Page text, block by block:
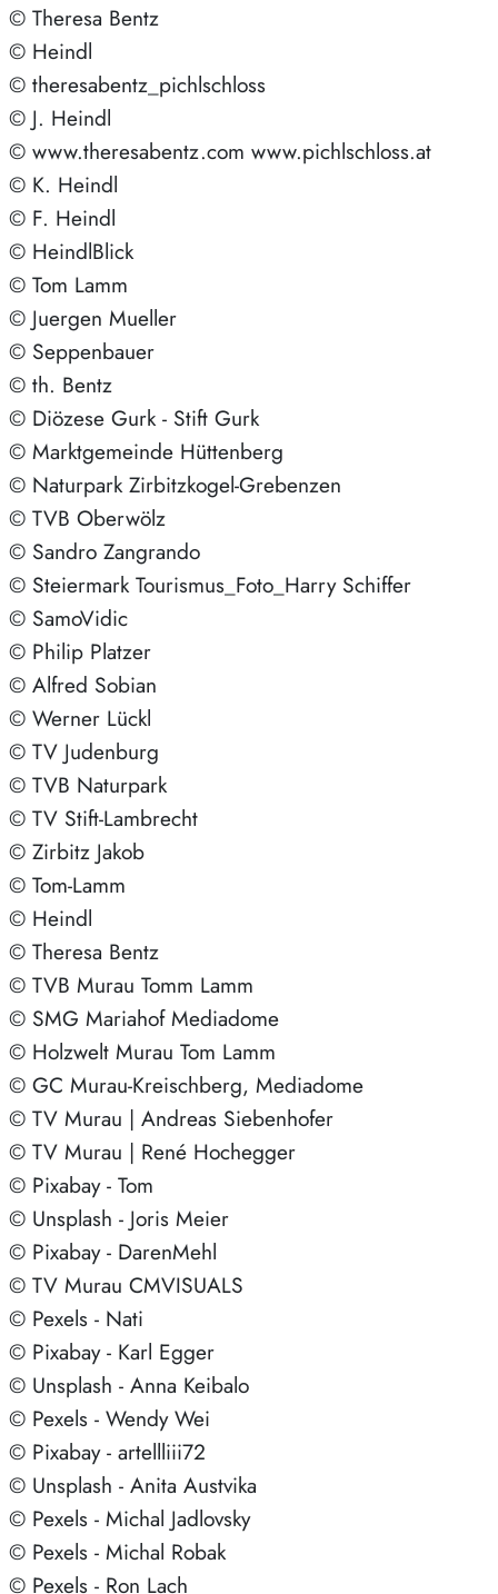
© Theresa Bentz
© Heindl
© theresabentz_pichlschloss
© J. Heindl
© www.theresabentz.com www.pichlschloss.at
© K. Heindl
© F. Heindl
© HeindlBlick
© Tom Lamm
© Juergen Mueller
© Seppenbauer
© th. Bentz
© Diözese Gurk - Stift Gurk
© Marktgemeinde Hüttenberg
© Naturpark Zirbitzkogel-Grebenzen
© TVB Oberwölz
© Sandro Zangrando
© Steiermark Tourismus_Foto_Harry Schiffer
© SamoVidic
© Philip Platzer
© Alfred Sobian
© Werner Lückl
© TV Judenburg
© TVB Naturpark
© TV Stift-Lambrecht
© Zirbitz Jakob
© Tom-Lamm
© Heindl
© Theresa Bentz
© TVB Murau Tomm Lamm
© SMG Mariahof Mediadome
© Holzwelt Murau Tom Lamm
© GC Murau-Kreischberg, Mediadome
© TV Murau | Andreas Siebenhofer
© TV Murau | René Hochegger
© Pixabay - Tom
© Unsplash - Joris Meier
© Pixabay - DarenMehl
© TV Murau CMVISUALS
© Pexels - Nati
© Pixabay - Karl Egger
© Unsplash - Anna Keibalo
© Pexels - Wendy Wei
© Pixabay - artellliii72
© Unsplash - Anita Austvika
© Pexels - Michal Jadlovsky
© Pexels - Michal Robak
© Pexels - Ron Lach